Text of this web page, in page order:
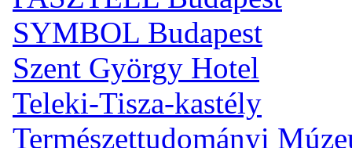
SYMBOL Budapest
Szent György Hotel
Teleki-Tisza-kastély
Természettudományi